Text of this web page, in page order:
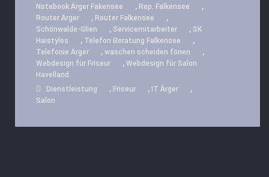
Notebook Ärger Fakensee , Rep. Falkensee ,
Router Ärger , Router Falkensee ,
Schönwalde-Glien , Servicemitarbeiter , SK
Haistyles
, Telefon Beratung Falkensee ,
Telefonie Ärger , waschen scheiden fönen ,
Webdesign für Friseur , Webdesign für Salon
Havelland
Dienstleistung
, Friseur , IT Ärger ,
Salon